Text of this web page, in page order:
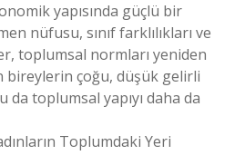
yapısında güçlü bir
nüfusu, sınıf farklılıkları ve
toplumsal normları yeniden
bireylerin çoğu, düşük gelirli
da toplumsal yapıyı daha da
Toplumdaki Yeri